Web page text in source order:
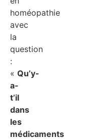
homéopathie
avec
la
question
:
« Qu’y-
a-
t’il
dans
les
médicaments